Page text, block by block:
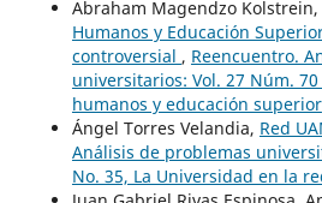
Abraham Magendzo Kolstrein,
Humanos y Educación
controversial , Reencuentro.
universitarios: Vol. 27 Núm.
humanos y educación superior
Ángel Torres Velandia, Red
Análisis de problemas
No. 35, La Universidad en la